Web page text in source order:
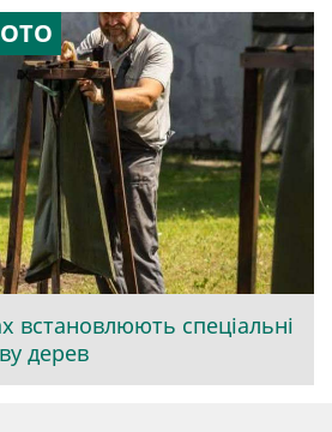
встановлюють спеціальні
дерев